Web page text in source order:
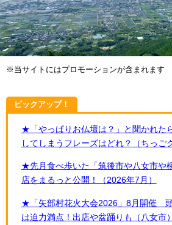
※当サイトにはプロモーションが含まれます
ピックアップ！
★「やっぱりお仏壇は？」と聞かれた
してしまうフレーズはどれ？（ちっご
★先月食べ歩いた「筑後市や八女市や
店をまるっと公開！（2026年7月）
★「矢部村花火大会2026」8月開催
は迫力満点！出店や盆踊りも（八女市）